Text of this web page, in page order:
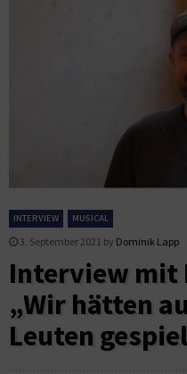
INTERVIEW MUSICAL
3. September 2021 by Dominik Lapp
Interview mit
„Wir hätten
Leuten